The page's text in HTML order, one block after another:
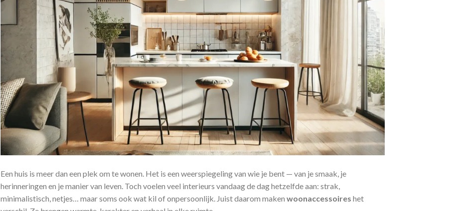
Een huis is meer dan een plek om te wonen. Het is een weerspiegeling van wie je bent — van je smaak, je
herinneringen en je manier van leven. Toch voelen veel interieurs vandaag de dag hetzelfde aan: strak,
minimalistisch, netjes… maar soms ook wat kil of onpersoonlijk. Juist daarom maken woonaccessoires het